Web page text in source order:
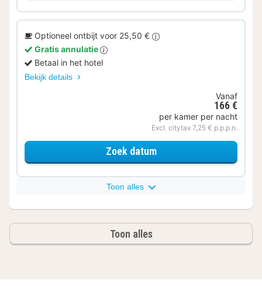
Optioneel ontbijt voor 25,50 €
Gratis annulatie
Betaal in het hotel
Bekijk details
Vanaf
166 €
per kamer per nacht
Excl. citytax 7,25 € p.p.p.n.
Zoek datumvoor Comfort kamer
Toon alles
Toon alles